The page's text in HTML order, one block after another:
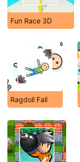
Fun Race 3D
Ragdoll Fall